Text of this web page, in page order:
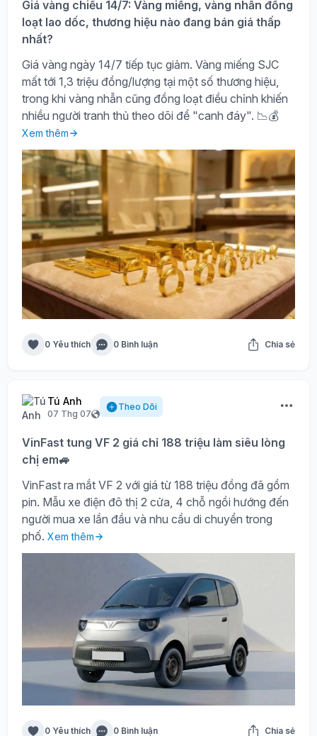
Giá vàng chiều 14/7: Vàng miếng, vàng nhẫn đồng
loạt lao dốc, thương hiệu nào đang bán giá thấp
nhất?
Giá vàng ngày 14/7 tiếp tục giảm. Vàng miếng SJC
mất tới 1,3 triệu đồng/lượng tại một số thương hiệu,
trong khi vàng nhẫn cũng đồng loạt điều chỉnh khiến
nhiều người tranh thủ theo dõi để "canh đáy". 📉💰
Xem thêm
0 Yêu thích 0 Bình luận Chia sẻ
Tú Anh
07 Thg 07
Theo Dõi
VinFast tung VF 2 giá chỉ 188 triệu làm siêu lòng
chị em🚙
VinFast ra mắt VF 2 với giá từ 188 triệu đồng đã gồm
pin. Mẫu xe điện đô thị 2 cửa, 4 chỗ ngồi hướng đến
người mua xe lần đầu và nhu cầu di chuyển trong
phố. Xem thêm
0 Yêu thích 0 Bình luận Chia sẻ